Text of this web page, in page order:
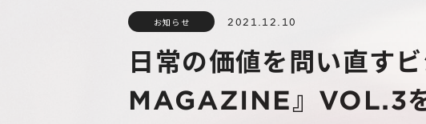
お知らせ 2021.12.10
日常の価値を問い直す
MAGAZINE』VOL.3